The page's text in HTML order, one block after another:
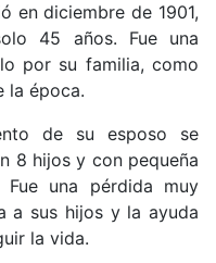
en diciembre de 1901,
45 años. Fue una
por su familia, como
la época.
de su esposo se
8 hijos y con pequeña
una pérdida muy
a sus hijos y la ayuda
la vida.